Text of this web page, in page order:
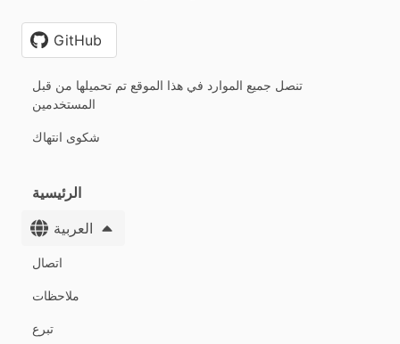
GitHub
تنصل جميع الموارد في هذا الموقع تم تحميلها من قبل
المستخدمين
شكوى انتهاك
الرئيسية
العربية
اتصال
ملاحظات
تبرع